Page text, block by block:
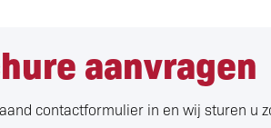
aanvragen
contactformulier in en wij sturen u